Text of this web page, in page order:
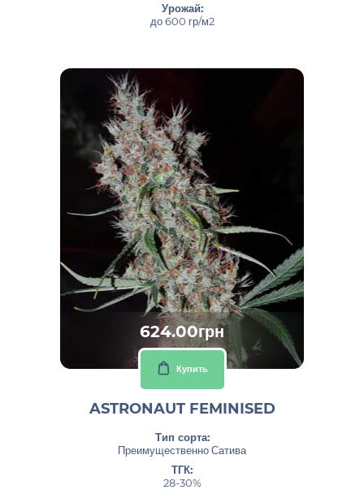
Урожай:
до 600 гр/м2
624.00грн
Купить
ASTRONAUT FEMINISED
Тип сорта:
Преимущественно Сатива
ТГК:
28-30%